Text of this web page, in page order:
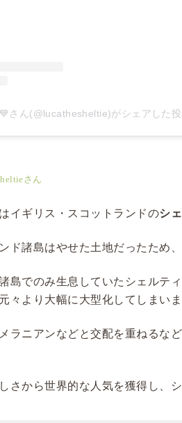
さん(@lucathesheltie)がシェアした投
さん
イギリス・スコットランドのシ
ド諸島はやせた土地だったため
島でのみ生息していたシェルテ
々より大幅に大型化してしまいま
ラニアンなどと交配を重ねるな
さから世界的な人気を獲得し、